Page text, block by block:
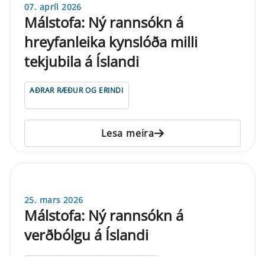
07. apríl 2026
Málstofa: Ný rannsókn á
hreyfanleika kynslóða milli
tekjubila á Íslandi
AÐRAR RÆÐUR OG ERINDI
Lesa meira
25. mars 2026
Málstofa: Ný rannsókn á
verðbólgu á Íslandi